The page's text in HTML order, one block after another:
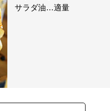
サラダ油…適量